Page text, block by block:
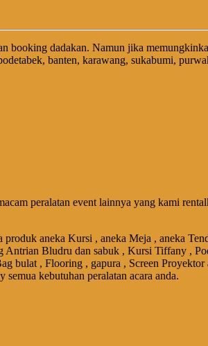
booking dadakan. Namun jika
banten, karawang, sukabumi,
peralatan event lainnya yang kami
aneka Kursi , aneka Meja , aneka
Bludru dan sabuk , Kursi Tiffany ,
, Flooring , gapura , Screen Proyektor
kebutuhan peralatan acara anda.